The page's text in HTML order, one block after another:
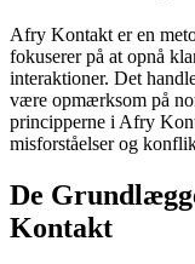
Afry Kontakt er en
fokuserer på at opnå
interaktioner. Det
være opmærksom på
principperne i Afry
misforståelser og
De
Kontakt